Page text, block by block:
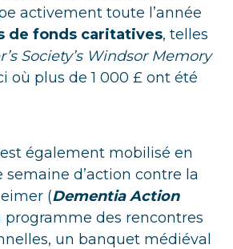
activement toute l’année
de fonds caritatives, telles
Society’s Windsor Memory
où plus de 1 000 £ ont été
également mobilisé en
d’action contre la
(Dementia Action
programme des rencontres
un banquet médiéval